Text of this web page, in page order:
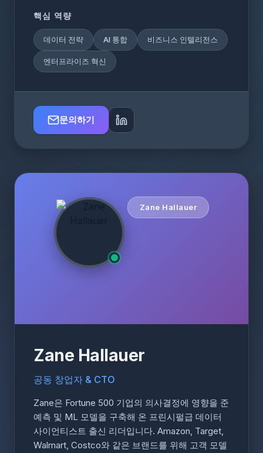
핵심 역량
데이터 전략 AI 통합 비즈니스 인텔리전스
엔터프라이즈 혁신
문의하기
Zane Hallauer
Zane Hallauer
공동 창업자 & CTO
Zane은 Fortune 500 기업의 의사결정에 영향을 준
예측 및 ML 모델을 구축해 온 프린시펄급 데이터
사이언티스트 출신 리더입니다. Amazon, Target,
Walmart, Costco와 같은 브랜드를 위해 고객 모델